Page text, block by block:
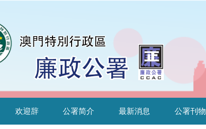
欢迎辞 公署简介 最新消息 公署刊物